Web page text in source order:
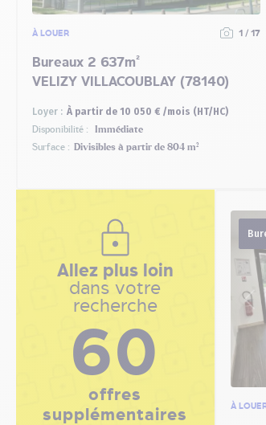
À LOUER 1 / 17
Bureaux 2 637m²
VELIZY VILLACOUBLAY (78140)
Loyer : À partir de 10 050 € /mois (HT/HC)
Disponibilité :
Immédiate
Surface :
Divisibles à partir de 804 m²
Allez plus loin
dans votre
recherche
60
offres
supplémentaires
À